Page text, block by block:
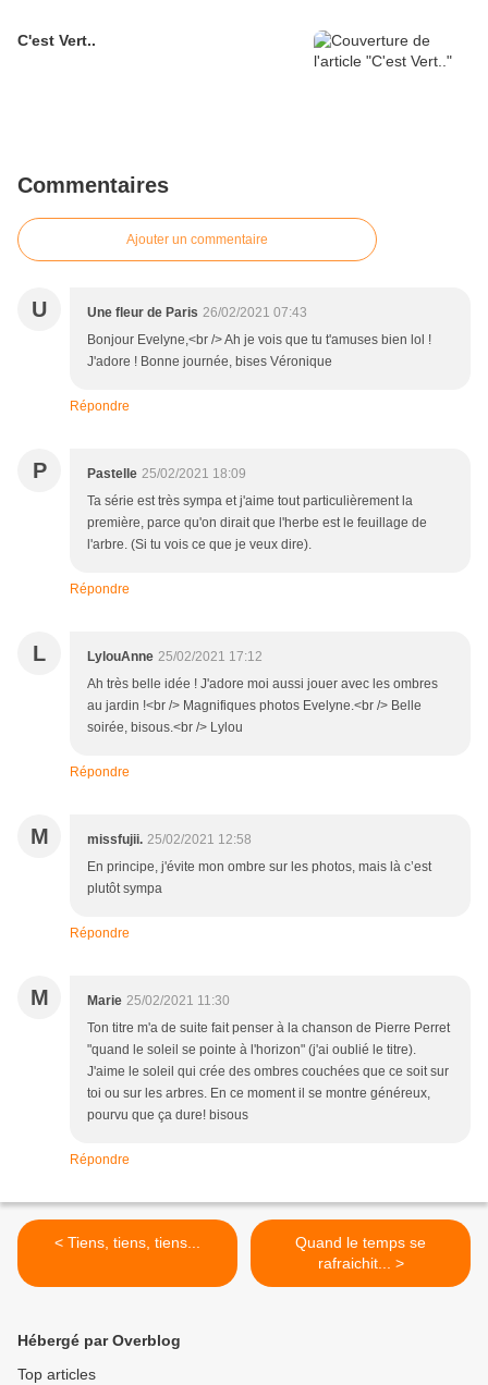
C'est Vert..
Commentaires
Ajouter un commentaire
U Une fleur de Paris 26/02/2021 07:43
Bonjour Evelyne,<br /> Ah je vois que tu t'amuses bien lol !
J'adore ! Bonne journée, bises Véronique
Répondre
P Pastelle 25/02/2021 18:09
Ta série est très sympa et j'aime tout particulièrement la
première, parce qu'on dirait que l'herbe est le feuillage de
l'arbre. (Si tu vois ce que je veux dire).
Répondre
L LylouAnne 25/02/2021 17:12
Ah très belle idée ! J'adore moi aussi jouer avec les ombres
au jardin !<br /> Magnifiques photos Evelyne.<br /> Belle
soirée, bisous.<br /> Lylou
Répondre
M missfujii. 25/02/2021 12:58
En principe, j'évite mon ombre sur les photos, mais là c’est
plutôt sympa
Répondre
M Marie 25/02/2021 11:30
Ton titre m'a de suite fait penser à la chanson de Pierre Perret
"quand le soleil se pointe à l'horizon" (j'ai oublié le titre).
J'aime le soleil qui crée des ombres couchées que ce soit sur
toi ou sur les arbres. En ce moment il se montre généreux,
pourvu que ça dure! bisous
Répondre
< Tiens, tiens, tiens...
Quand le temps se
rafraichit... >
Hébergé par Overblog
Top articles